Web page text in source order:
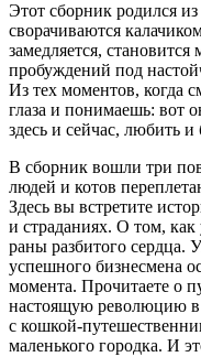
Этот сборник родился
сворачиваются
замедляется,
пробуждений под
Из тех моментов, когда
глаза и понимаешь: вот
здесь и сейчас, любить
В сборник вошли три
людей и котов
Здесь вы встретите
и страданиях. О том,
раны разбитого сердца.
успешного бизнесмена
момента. Прочитаете о
настоящую революцию в
с кошкой-
маленького городка. И